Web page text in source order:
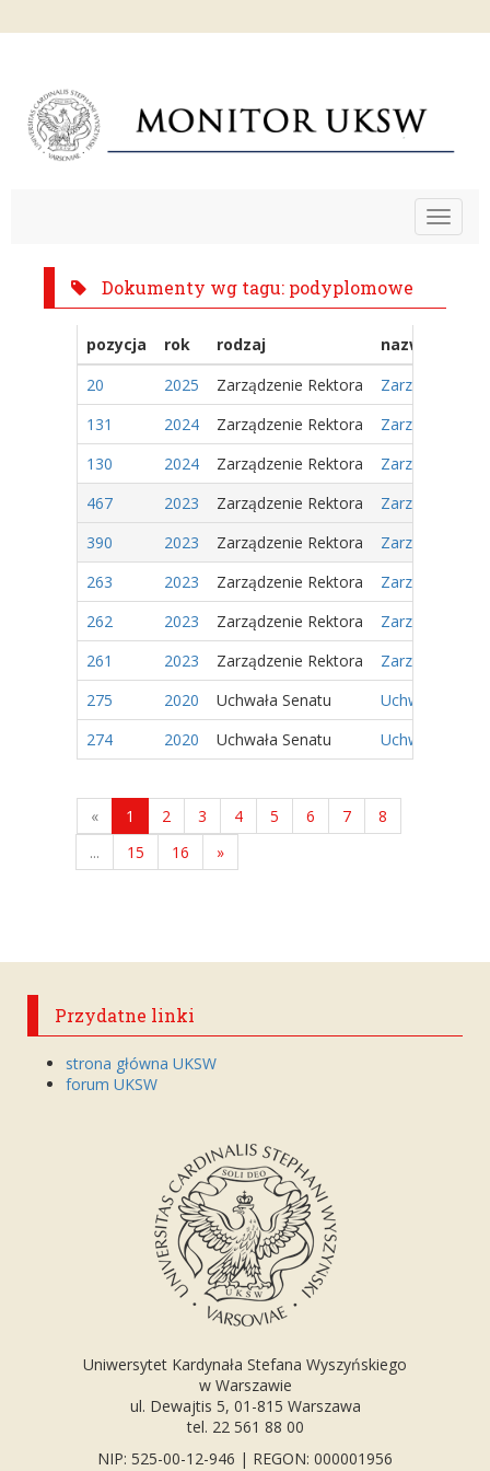
Toggle
Dokumenty wg tagu: podyplomowe
pozycja rok rodzaj
nazwa
20
2025 Zarządzenie Rektora
Zarządzenie
131
2024 Zarządzenie Rektora
Zarzadzenie
130
2024 Zarządzenie Rektora
Zarządzenie
467
2023 Zarządzenie Rektora
Zarządzenie
390
2023 Zarządzenie Rektora
Zarządzenie
263
2023 Zarządzenie Rektora
Zarządzenie
262
2023 Zarządzenie Rektora
Zarządzenie
261
2023 Zarządzenie Rektora
Zarządzenie
275
2020 Uchwała Senatu
Uchwała Nr
274
2020 Uchwała Senatu Uchwała Nr
« 1 2 3 4 5 6 7
8
...
15 16 »
Przydatne linki
strona główna UKSW
forum UKSW
Uniwersytet Kardynała Stefana Wyszyńskiego
w Warszawie
ul. Dewajtis 5, 01-815 Warszawa
tel. 22 561 88 00
NIP: 525-00-12-946 | REGON: 000001956